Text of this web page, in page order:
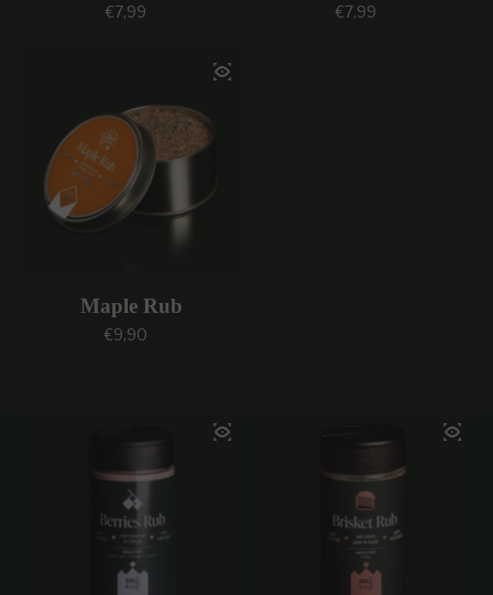
Prezzo regolare
€7,99 Prezzo regolare
€7,99
Maple Rub
Prezzo regolare
€9,90